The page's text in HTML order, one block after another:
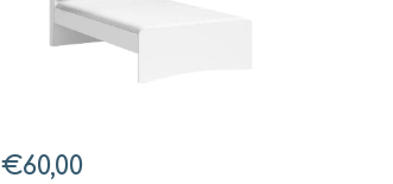
€60,00